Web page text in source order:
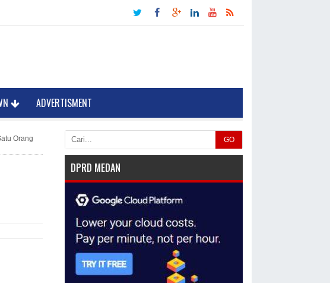
ADVERTISMENT
Orang
GO
DPRD MEDAN